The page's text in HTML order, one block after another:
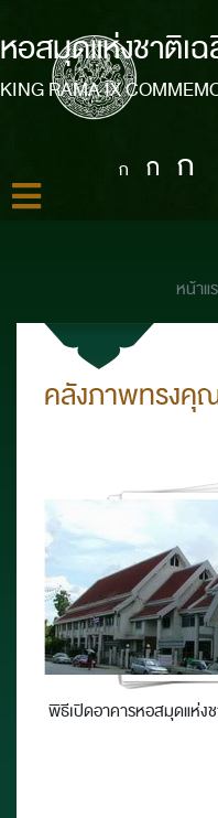
หอสมุดแห่งชาติเ
KING RAMA IX
ก ก ก
หน้าแ
คลังภาพทรงคุ
พิธีเปิดอาคารหอสมุดแห่ง